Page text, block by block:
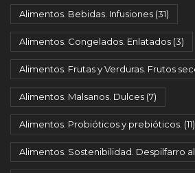
Alimentos. Bebidas. Infusiones (31)
Alimentos. Congelados. Enlatados (3)
Alimentos. Frutas y Verduras. Frutos
Alimentos. Malsanos. Dulces (7)
Alimentos. Probióticos y prebióticos. (11)
Alimentos. Sostenibilidad. Despilfarro